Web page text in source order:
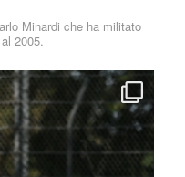
Minardi che ha militato
2005.